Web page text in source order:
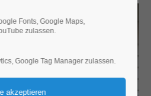
Fonts, Google Maps,
zulassen.
Google Tag Manager zulassen.